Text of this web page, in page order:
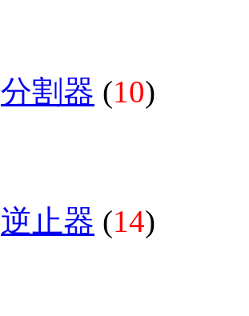
分割器 (10)
逆止器 (14)